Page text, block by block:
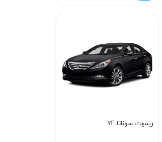
ریموت سوناتا YF